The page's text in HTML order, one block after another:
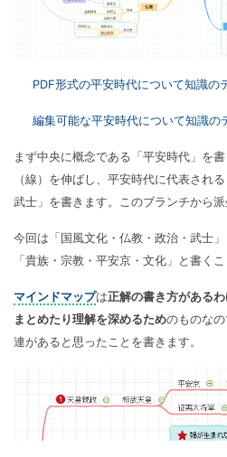
PDF形式の平安時代について知識の
編集可能な平安時代について知識の
まず中央に概念である「平安時代」を
（線）を伸ばし、平安時代に代表され
武士」を書きます。このブランチから
今回は「国風文化・仏教・政治・武士
「貴族・宗教・平安京・文化」と書く
マインドマップは正解の書き方がある
まとめたり理解を深めるためのものな
連があると思ったことを書きます。